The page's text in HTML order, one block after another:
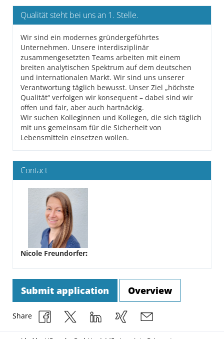
Qualität steht bei uns an 1. Stelle.
Wir sind ein modernes gründergeführtes
Unternehmen. Unsere interdisziplinär
zusammengesetzten Teams arbeiten mit einem
breiten analytischen Spektrum auf dem deutschen
und internationalen Markt. Wir sind uns unserer
Verantwortung täglich bewusst. Unser Ziel „höchste
Qualität“ verfolgen wir konsequent – dabei sind wir
offen und fair, aber auch hartnäckig.
Wir suchen Kolleginnen und Kollegen, die sich täglich
mit uns gemeinsam für die Sicherheit von
Lebensmitteln einsetzen wollen.
Contact
Nicole Freundorfer:
Submit application Overview
Share